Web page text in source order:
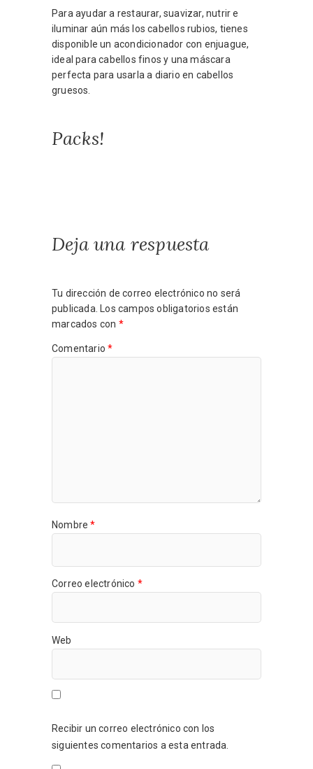
Para ayudar a restaurar, suavizar, nutrir e
iluminar aún más los cabellos rubios, tienes
disponible un acondicionador con enjuague,
ideal para cabellos finos y una máscara
perfecta para usarla a diario en cabellos
gruesos.
Packs!
Deja una respuesta
Tu dirección de correo electrónico no será
publicada.
Los campos obligatorios están
marcados con *
Comentario*
Nombre*
Correo electrónico *
Web
Recibir un correo electrónico con los
siguientes comentarios a esta entrada.